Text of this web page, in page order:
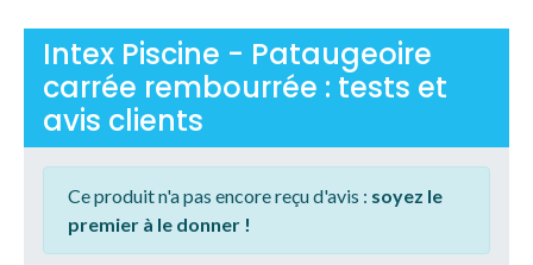
Intex Piscine - Pataugeoire
carrée rembourrée : tests et
avis clients
Ce produit n'a pas encore reçu d'avis : soyez le
premier à le donner !